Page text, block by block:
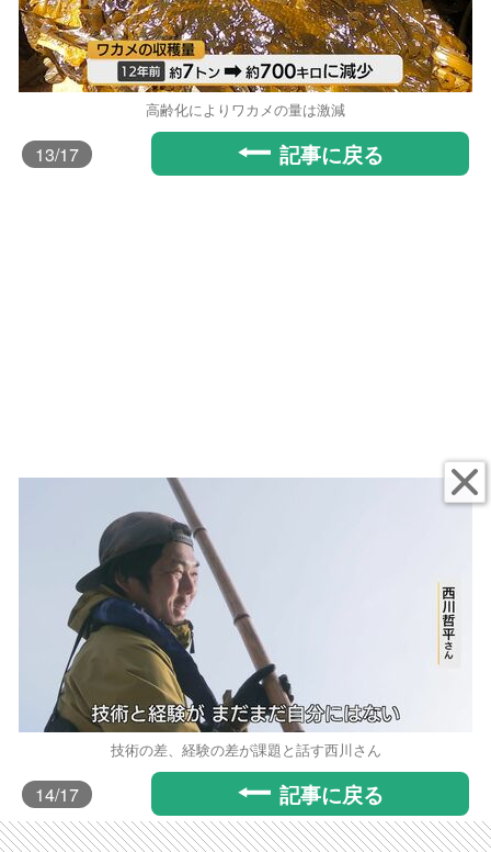
高齢化によりワカメの量は激減
13/17 記事に戻る
技術の差、経験の差が課題と話す西川さん
14/17 記事に戻る